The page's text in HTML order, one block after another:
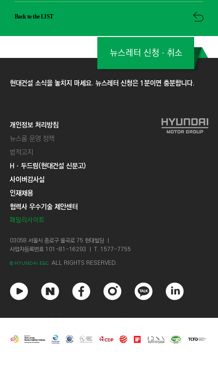
Back to the LIST
현대건설 소식을 놓치지 마세요. 뉴스레터 신청은 1분이면 충분합니다.
뉴스레터 신청ㆍ취소
개인정보 처리방침
뉴스룸 운영 정책
법적고지
Hㆍ두드림(현대건설 신문고)
사이버감사실
인재채용
협력사 우수기술 제안센터
패밀리사이트
03058 서울시 종로구 율곡로 75 현대빌딩 ㅣ
사업자등록번호 101-81-16293 ㅣ T. 1577-7755
© HYUNDAI E&C. ALL RIGHTS RESERVED.
튜
브
이
이
스
북
스
타
그
카
오
톡
크
드
인